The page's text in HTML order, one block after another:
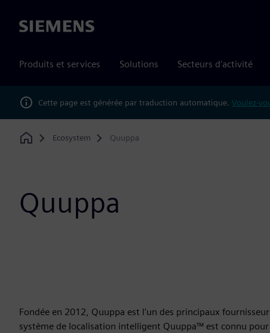
Siemens
Produits et services Solutions Secteurs d'activité
Cette page est générée par traduction automatique. Voulez-
Home
Ecosystem Quuppa
Quuppa
Fondée en 2012, Quuppa est l'un des principaux
système de localisation intelligent Quuppa™ est connu